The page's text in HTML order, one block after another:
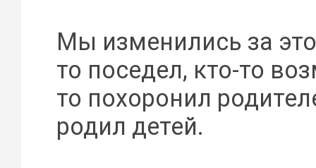
Мы изменились за
то поседел, кто-то
то похоронил
родил детей.